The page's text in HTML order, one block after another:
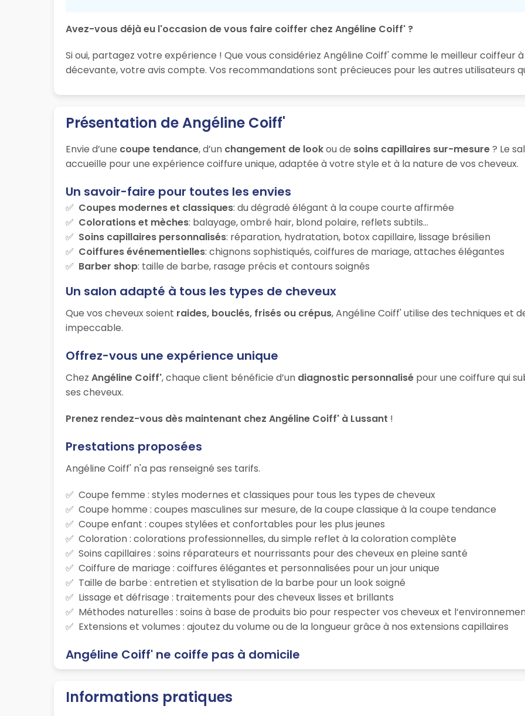
Avez-vous déjà eu l'occasion de vous faire coiffer chez Angéline Coiff' ?
Si oui, partagez votre expérience ! Que vous considériez Angéline Coiff' comme le meilleur coiffeur
décevante, votre avis compte. Vos recommandations sont précieuces pour les autres utilisateurs
Présentation de Angéline Coiff'
Envie d’une coupe tendance, d’un changement de lookou de soins capillaires sur-mesure? Le
accueille pour une expérience coiffure unique, adaptée à votre style et à la nature de vos cheveux.
Un savoir-faire pour toutes les envies
Coupes modernes et classiques: du dégradé élégant à la coupe courte affirmée
Colorations et mèches: balayage, ombré hair, blond polaire, reflets subtils…
Soins capillaires personnalisés: réparation, hydratation, botox capillaire, lissage brésilien
Coiffures événementielles: chignons sophistiqués, coiffures de mariage, attaches élégantes
Barber shop: taille de barbe, rasage précis et contours soignés
Un salon adapté à tous les types de cheveux
Que vos cheveux soient raides, bouclés, frisés ou crépus, Angéline Coiff' utilise des techniques et
impeccable.
Offrez-vous une expérience unique
Chez Angéline Coiff', chaque client bénéficie d’un diagnostic personnalisé pour une coiffure qui
ses cheveux.
Prenez rendez-vous dès maintenant chez Angéline Coiff' à Lussant !
Prestations proposées
Angéline Coiff' n'a pas renseigné ses tarifs.
Coupe femme : styles modernes et classiques pour tous les types de cheveux
Coupe homme : coupes masculines sur mesure, de la coupe classique à la coupe tendance
Coupe enfant : coupes stylées et confortables pour les plus jeunes
Coloration : colorations professionnelles, du simple reflet à la coloration complète
Soins capillaires : soins réparateurs et nourrissants pour des cheveux en pleine santé
Coiffure de mariage : coiffures élégantes et personnalisées pour un jour unique
Taille de barbe : entretien et stylisation de la barbe pour un look soigné
Lissage et défrisage : traitements pour des cheveux lisses et brillants
Méthodes naturelles : soins à base de produits bio pour respecter vos cheveux et
Extensions et volumes : ajoutez du volume ou de la longueur grâce à nos extensions capillaires
Angéline Coiff' ne coiffe pas à domicile
Informations pratiques